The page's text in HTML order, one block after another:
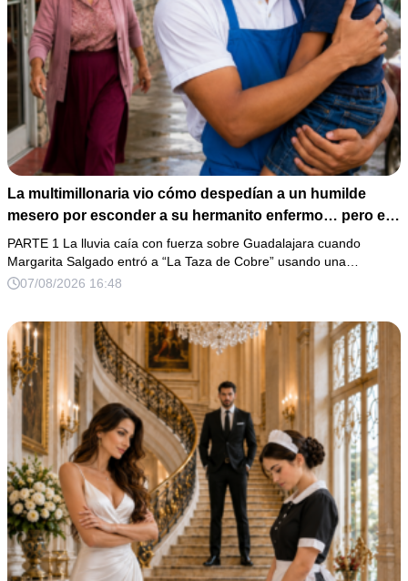
La multimillonaria vio cómo despedían a un humilde
mesero por esconder a su hermanito enfermo… pero el
verdadero escándalo estaba a punto de estallar.
PARTE 1 La lluvia caía con fuerza sobre Guadalajara cuando
Margarita Salgado entró a “La Taza de Cobre” usando una…
07/08/2026 16:48